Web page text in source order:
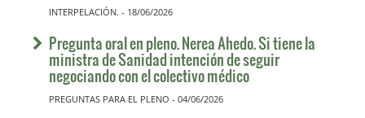
INTERPELACIÓN. - 18/06/2026
Pregunta oral en pleno. Nerea Ahedo. Si tiene la
ministra de Sanidad intención de seguir
negociando con el colectivo médico
PREGUNTAS PARA EL PLENO - 04/06/2026